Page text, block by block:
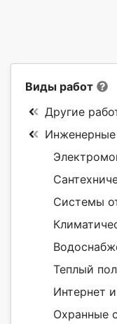
Виды работ
Другие
Системы
Теплый пол
Интернет
Охранные